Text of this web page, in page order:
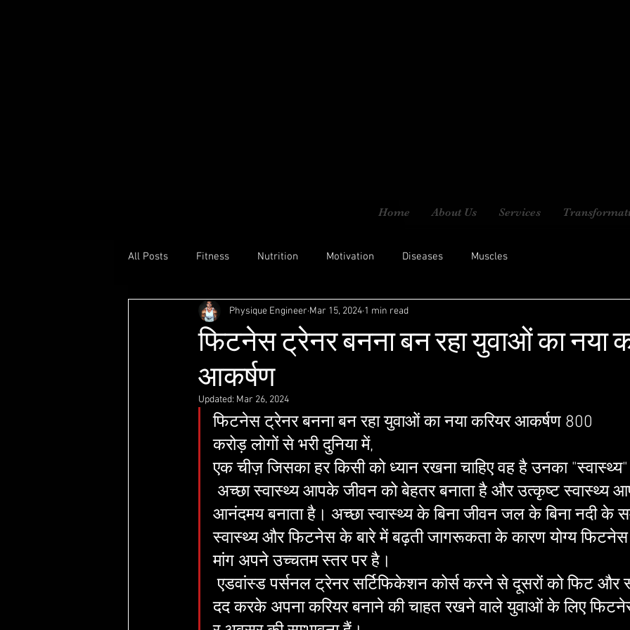
Home About Us Services
All Posts Fitness Nutrition Motivation Diseases Muscles
फिटनेस ट्रेनर बनना बन रहा युवाओं का नया
आकर्षण
Physique Engineer Mar 15, 2024 1 min read
Updated: Mar 26, 2024
फिटनेस ट्रेनर बनना बन रहा युवाओं का नया करियर आकर्षण 800
करोड़ लोगों से भरी दुनिया में,
एक चीज़ जिसका हर किसी को ध्यान रखना चाहिए वह है उनका
अच्छा स्वास्थ्य आपके जीवन को बेहतर बनाता है और उत्कृष्ट स्वास्थ्य
आनंदमय बनाता है। अच्छा स्वास्थ्य के बिना जीवन जल के बिना नदी के
स्वास्थ्य और फिटनेस के बारे में बढ़ती जागरूकता के कारण योग्य फिटनेस
मांग अपने उच्चतम स्तर पर है।
एडवांस्ड पर्सनल ट्रेनर सर्टिफिकेशन कोर्स करने से दूसरों को फिट और
दद करके अपना करियर बनाने की चाहत रखने वाले युवाओं के लिए